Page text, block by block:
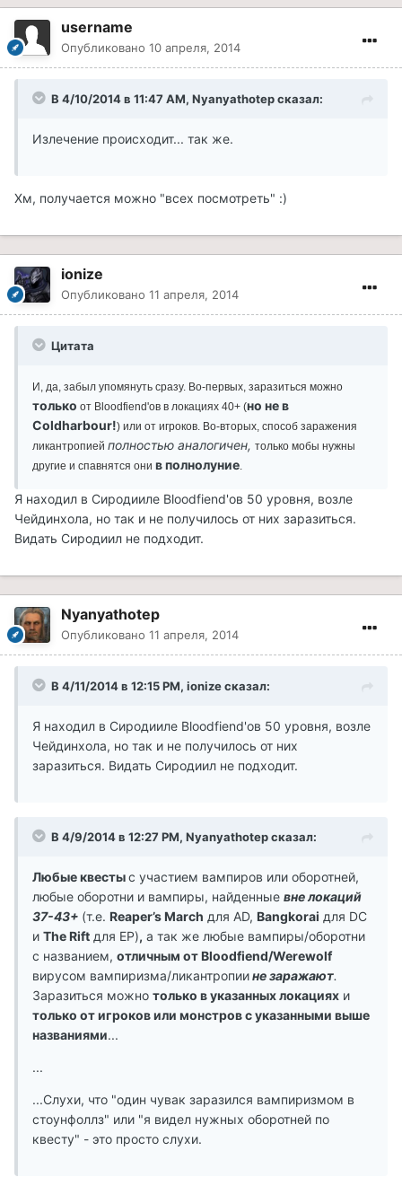
username
Опубликовано 10 апреля, 2014
В 4/10/2014 в 11:47 AM, Nyanyathotep сказал:
Излечение происходит... так же.
Хм, получается можно "всех посмотреть" :)
ionize
Опубликовано 11 апреля, 2014
Цитата
И, да, забыл упомянуть сразу. Во-первых, заразиться можно
только от Bloodfiend'ов в локациях 40+ (но не в
Coldharbour!) или от игроков. Во-вторых, способ заражения
ликантропией полностью аналогичен, только мобы нужны
другие и спавнятся они в полнолуние
Я находил в Сиродииле Bloodfiend'ов 50 уровня, возле
Чейдинхола, но так и не получилось от них заразиться.
Видать Сиродиил не подходит.
Nyanyathotep
Опубликовано 11 апреля, 2014
В 4/11/2014 в 12:15 PM, ionize сказал:
Я находил в Сиродииле Bloodfiend'ов 50 уровня, возле
Чейдинхола, но так и не получилось от них
заразиться. Видать Сиродиил не подходит.
В 4/9/2014 в 12:27 PM, Nyanyathotep сказал:
Любые квестыс участием вампиров или оборотней,
любые оборотни и вампиры, найденные вне локаций
37-43+ (т.е. Reaper’s March для AD, Bangkorai для DC
и The Rift для EP), а так же любые вампиры/оборотни
с названием, отличным от Bloodfiend/Werewolf
вирусом вампиризма/ликантропиине заражают.
Заразиться можно только в указанных локациях и
только от игроков или монстров с указанными выше
названиями...
...
...Слухи, что "один чувак заразился вампиризмом в
стоунфоллз" или "я видел нужных оборотней по
квесту" - это просто слухи.